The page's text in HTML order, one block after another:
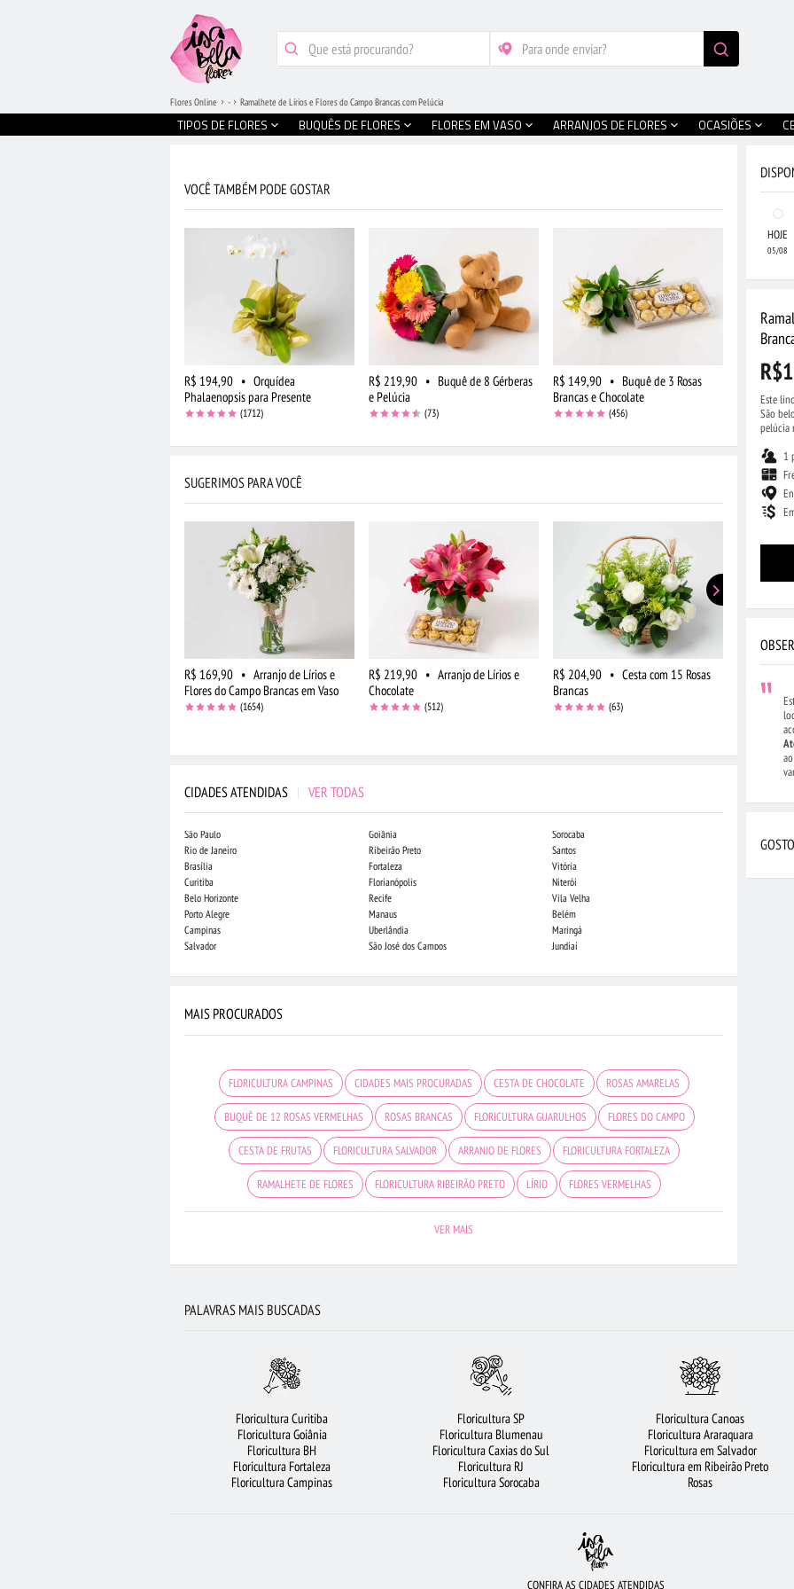
TIPOS DE FLORES BUQUÊS DE FLORES FLORES EM VASO ARRANJOS DE FLORES OCASIÕES
Flores Online - Ramalhete de Lírios e Flores do Campo Brancas com Pelúcia
VOCÊ TAMBÉM PODE GOSTAR
R$ 194,90 • Orquídea
Phalaenopsis para Presente
(1712)
R$ 219,90 • Buquê de 8 Gérberas
e Pelúcia
(73)
R$ 149,90 • Buquê de 3 Rosas
Brancas e Chocolate
(456)
SUGERIMOS PARA VOCÊ
R$ 169,90 • Arranjo de Lírios e
Flores do Campo Brancas em Vaso
(1654)
R$ 219,90 • Arranjo de Lírios e
Chocolate
(512)
R$ 204,90 • Cesta com 15 Rosas
Brancas
(63)
CIDADES ATENDIDAS | VER TODAS
São Paulo
Rio de Janeiro
Brasília
Curitiba
Belo Horizonte
Porto Alegre
Campinas
Salvador
Goiânia
Ribeirão Preto
Fortaleza
Florianópolis
Recife
Manaus
Uberlândia
São José dos Campos
Sorocaba
Santos
Vitória
Niterói
Vila Velha
Belém
Maringá
Jundiaí
Indaiatuba
Piracicaba
MAIS PROCURADOS
FLORICULTURA CAMPINAS CIDADES MAIS PROCURADAS CESTA DE CHOCOLATE ROSAS AMARELAS
BUQUÊ DE 12 ROSAS VERMELHAS ROSAS BRANCAS FLORICULTURA GUARULHOS FLORES DO CAMPO
CESTA DE FRUTAS FLORICULTURA SALVADOR ARRANJO DE FLORES FLORICULTURA FORTALEZA
RAMALHETE DE FLORES FLORICULTURA RIBEIRÃO PRETO LÍRIO FLORES VERMELHAS
URSO DE PELÚCIA
ROSAS VERMELHAS
FLORICULTURA PORTO ALEGRE FLORICULTURA SP
FLORICULTURA SÃO JOSÉ DOS CAMPOS FLORICULTURA BARUERI FLORICULTURA SÃO BERNARDO DO CAMPO
FLORES BRANCAS FLORICULTURA MANAUS
BUQUÊ DE ROSAS VERMELHAS FLORICULTURA CURITIBA
VER MAIS
HOJE
05/08
Este
São
pelúcia
1
PALAVRAS MAIS BUSCADAS
Floricultura Curitiba
Floricultura Goiânia
Floricultura BH
Floricultura Fortaleza
Floricultura Campinas
Floricultura SP
Floricultura Blumenau
Floricultura Caxias do Sul
Floricultura RJ
Floricultura Sorocaba
Floricultura Canoas
Floricultura Araraquara
Floricultura em Salvador
Floricultura em Ribeirão Preto
Rosas
CONFIRA AS CIDADES ATENDIDAS